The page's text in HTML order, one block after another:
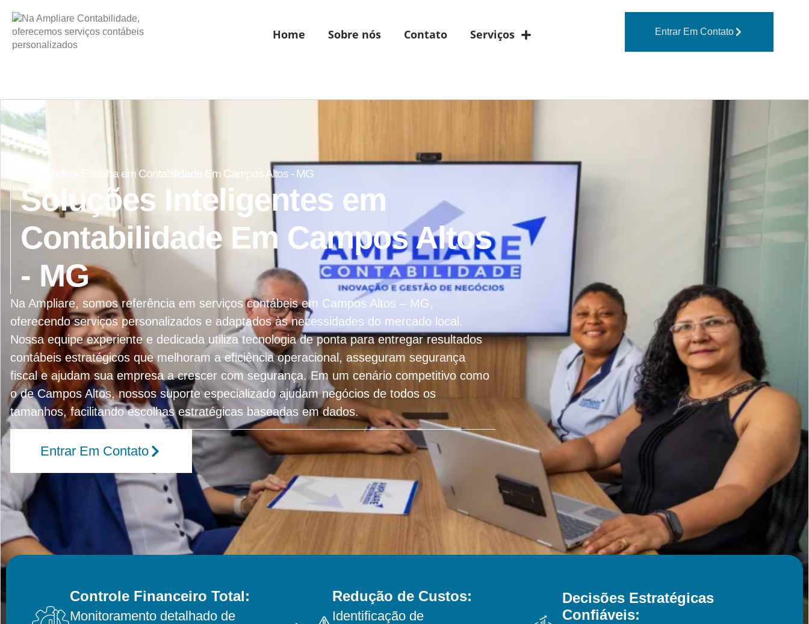
Home Sobre nós Contato Serviços Entrar Em Contato
#1 Sua Melhor Escolha em Contabilidade Em Campos Altos - MG
Soluções Inteligentes em
Contabilidade Em Campos Altos
- MG
Na Ampliare, somos referência em serviços contábeis em Campos Altos – MG,
oferecendo serviços personalizados e adaptados às necessidades do mercado local.
Nossa equipe experiente e dedicada utiliza tecnologia de ponta para entregar resultados
contábeis estratégicos que melhoram a eficiência operacional, asseguram segurança
fiscal e ajudam sua empresa a crescer com segurança. Em um cenário competitivo como
o de Campos Altos, nossos suporte especializado ajudam negócios de todos os
tamanhos, facilitando escolhas estratégicas baseadas em dados.
Entrar Em Contato
Controle Financeiro Total:
Monitoramento detalhado de
Redução de Custos:
Identificação de
Decisões Estratégicas
Confiáveis: